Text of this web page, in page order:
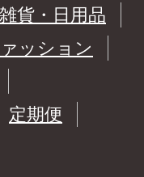
雑貨・日用品
ッション
定期便